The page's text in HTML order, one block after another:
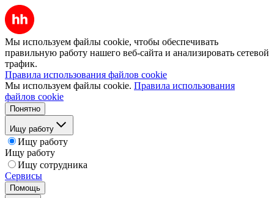
Мы используем файлы cookie, чтобы обеспечивать
правильную работу нашего веб-сайта и анализировать сетевой
трафик.
Правила использования файлов cookie
Мы используем файлы cookie. Правила использования
файлов cookie
Понятно
Ищу работу
Ищу работу
Ищу работу
Ищу сотрудника
Сервисы
Помощь